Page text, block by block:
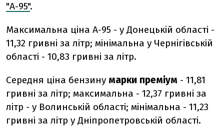
"А-95".
Максимальна ціна А-95 - у Донецькій області -
11,32 гривні за літр; мінімальна у Чернігівській
області - 10,83 гривні за літр.
Середня ціна бензину марки преміум - 11,81
гривні за літр; максимальна - 12,37 гривні за
літр - у Волинській області; мінімальна - 11,23
гривні за літр у Дніпропетровській області.